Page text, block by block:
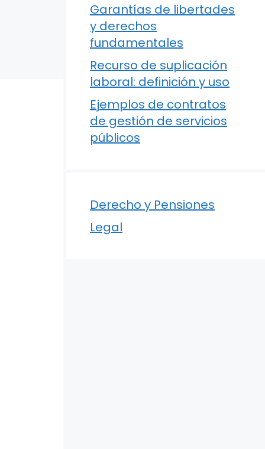
Garantías de libertades
y derechos
fundamentales
Recurso de suplicación
laboral: definición y uso
Ejemplos de contratos
de gestión de servicios
públicos
Derecho y Pensiones
Legal